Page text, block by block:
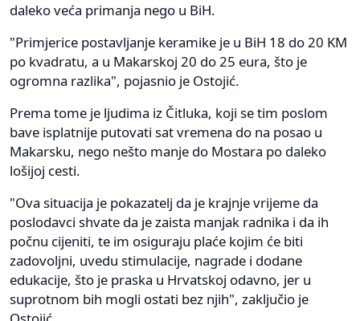
daleko veća primanja nego u BiH.
"Primjerice postavljanje keramike je u BiH 18 do 20 KM
po kvadratu, a u Makarskoj 20 do 25 eura, što je
ogromna razlika", pojasnio je Ostojić.
Prema tome je ljudima iz Čitluka, koji se tim poslom
bave isplatnije putovati sat vremena do na posao u
Makarsku, nego nešto manje do Mostara po daleko
lošijoj cesti.
"Ova situacija je pokazatelj da je krajnje vrijeme da
poslodavci shvate da je zaista manjak radnika i da ih
počnu cijeniti, te im osiguraju plaće kojim će biti
zadovoljni, uvedu stimulacije, nagrade i dodane
edukacije, što je praska u Hrvatskoj odavno, jer u
suprotnom bih mogli ostati bez njih", zaključio je